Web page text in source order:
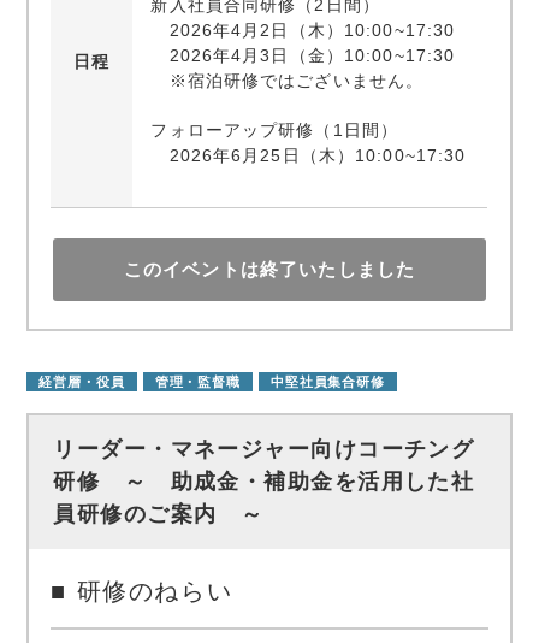
日程
新入社員合同研修（2日間）
2026年4月2日（木）10:00~17:30
2026年4月3日（金）10:00~17:30
※宿泊研修ではございません。
フォローアップ研修（1日間）
2026年6月25日（木）10:00~17:30
このイベントは終了いたしました
経営層・役員 管理・監督職 中堅社員集合研修
リーダー・マネージャー向けコーチング
研修 ～ 助成金・補助金を活用した社
員研修のご案内 ～
■ 研修のねらい